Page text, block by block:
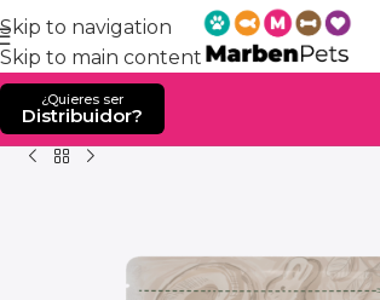
Skip to navigation
Skip to main content
¿Quieres ser
Distribuidor?
Home Producto